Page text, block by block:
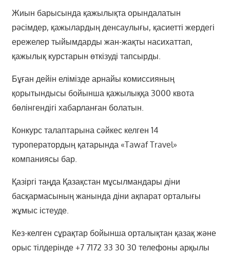
Жиын барысында қажылықта орындалатын
рәсімдер, қажылардың денсаулығы, қасиетті жердегі
ережелер тыйымдарды жан-жақты насихаттап,
қажылық курстарын өткізуді тапсырды.
Бұған дейін елімізде арнайы комиссияның
қорытындысы бойынша қажылыққа 3000 квота
бөлінгендігі хабарланған болатын.
Конкурс талаптарына сәйкес келген 14
туроператордың қатарында «Tawaf Travel»
компаниясы бар.
Қазіргі таңда Қазақстан мұсылмандары діни
басқармасының жанында діни ақпарат орталығы
жұмыс істеуде.
Кез-келген сұрақтар бойынша орталықтан қазақ және
орыс тілдерінде +7 7172 33 30 30 телефоны арқылы